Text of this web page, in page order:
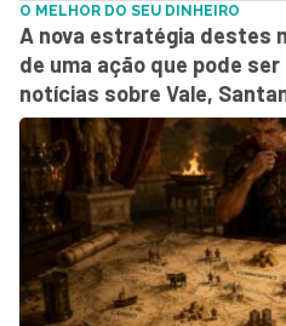
O MELHOR DO SEU DINHEIRO
A nova estratégia destes
de uma ação que pode
notícias sobre Vale,